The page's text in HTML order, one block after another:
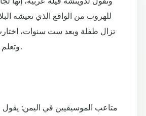
للهروب من الواقع الذي تعيشه
تزال طفلة وبعد ست سنوات،
وتعلم العزف على الجيتار.
متاعب الموسيقيين في اليمن: